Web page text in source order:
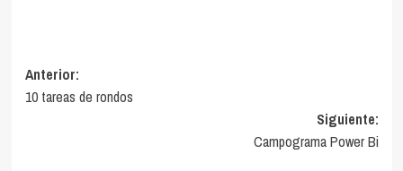
Navegación
de
Anterior:
10 tareas de rondos
Siguiente:
Campograma Power Bi